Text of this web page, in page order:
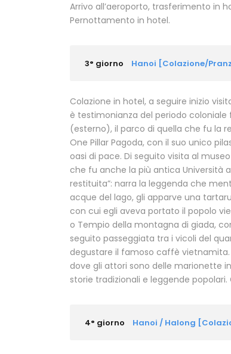
Arrivo all’aeroporto, trasferimento in
Pernottamento in hotel.
3° giorno Hanoi [Colazione/
Colazione in hotel, a seguire inizio
è testimonianza del periodo coloniale
(esterno), il parco di quella che fu la
One Pillar Pagoda, con il suo unico
oasi di pace. Di seguito visita al
che fu anche la più antica Università
restituita”: narra la leggenda che
acque del lago, gli apparve una
con cui egli aveva portato il popolo
o Tempio della montagna di giada,
seguito passeggiata tra i vicoli del
degustare il famoso caffè vietnamita.
dove gli attori sono delle marionette
storie tradizionali e leggende
4° giorno Hanoi / Halong